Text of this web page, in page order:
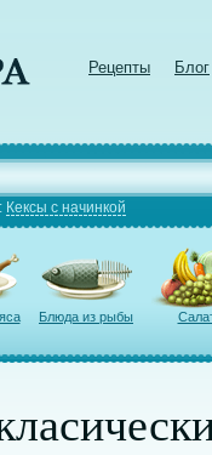
Рецепты Блог
Кексы с начинкой
Блюда из рыбы